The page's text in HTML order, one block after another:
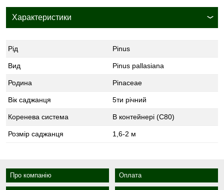
Характеристики
Рід Pinus
Вид Pinus pallasiana
Родина Pinaceae
Вік саджанця 5ти річний
Коренева система В контейнері (С80)
Розмір саджанця 1,6-2 м
Про компанію Оплата